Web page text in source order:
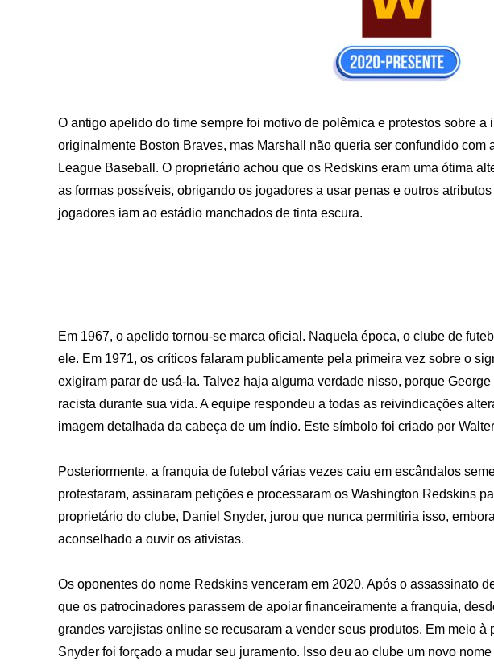
O antigo apelido do time sempre foi motivo de polêmica e protestos sobre
originalmente Boston Braves, mas Marshall não queria ser confundido com
League Baseball. O proprietário achou que os Redskins eram uma ótima
as formas possíveis, obrigando os jogadores a usar penas e outros
jogadores iam ao estádio manchados de tinta escura.
Em 1967, o apelido tornou-se marca oficial. Naquela época, o clube de
ele. Em 1971, os críticos falaram publicamente pela primeira vez sobre o
exigiram parar de usá-la. Talvez haja alguma verdade nisso, porque
racista durante sua vida. A equipe respondeu a todas as reivindicações
imagem detalhada da cabeça de um índio. Este símbolo foi criado por
Posteriormente, a franquia de futebol várias vezes caiu em escândalos
protestaram, assinaram petições e processaram os Washington Redskins
proprietário do clube, Daniel Snyder, jurou que nunca permitiria isso,
aconselhado a ouvir os ativistas.
Os oponentes do nome Redskins venceram em 2020. Após o assassinato
que os patrocinadores parassem de apoiar financeiramente a franquia,
grandes varejistas online se recusaram a vender seus produtos. Em meio
Snyder foi forçado a mudar seu juramento. Isso deu ao clube um novo